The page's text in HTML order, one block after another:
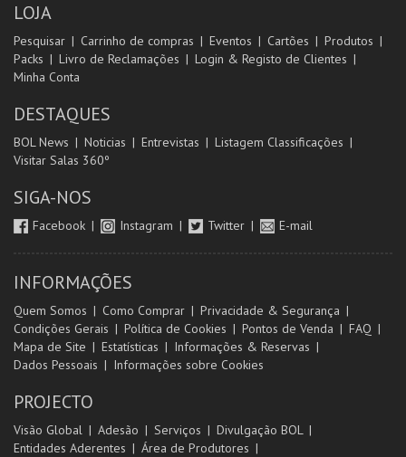
LOJA
Pesquisar Carrinho de compras Eventos Cartões
Produtos
Packs
Livro de Reclamações
Login & Registo de Clientes
Minha Conta
DESTAQUES
BOL News Noticias Entrevistas
Listagem Classificações
Visitar Salas 360º
SIGA-NOS
Facebook Instagram Twitter E-mail
INFORMAÇÕES
Quem Somos Como Comprar
Privacidade & Segurança
Condições Gerais
Política de Cookies Pontos de Venda
FAQ
Mapa de Site
Estatísticas
Informações & Reservas
Dados Pessoais
Informações sobre Cookies
PROJECTO
Visão Global Adesão Serviços
Divulgação BOL
Entidades Aderentes
Área de Produtores